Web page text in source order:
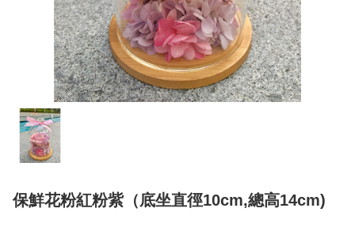
保鮮花粉紅粉紫（底坐直徑10cm,總高14cm)